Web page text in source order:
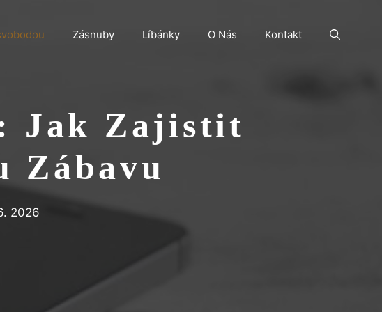
Zásnuby Líbánky O Nás Kontakt
Jak Zajistit
Zábavu
2026